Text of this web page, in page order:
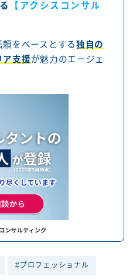
【アクシスコンサル
をベースとする独自の
ア支援が魅力のエージェ
#プロフェッショナル